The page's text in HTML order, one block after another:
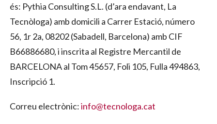
és: Pythia Consulting S.L. (d’ara endavant, La
Tecnòloga) amb domicili a Carrer Estació, número
56, 1r 2a, 08202 (Sabadell, Barcelona) amb CIF
B66886680, i inscrita al Registre Mercantil de
BARCELONA al Tom 45657, Foli 105, Fulla 494863,
Inscripció 1.
Correu electrònic:info@tecnologa.cat